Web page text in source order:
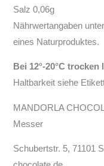
Salz 0,06g
Nährwertangaben
eines Naturproduktes.
Bei 12°-20°C trocken
Haltbarkeit siehe
MANDORLA
Messer
Schubertstr. 5, 71101